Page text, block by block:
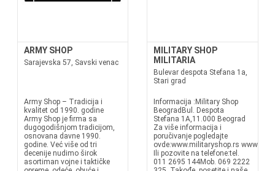
ARMY SHOP
Sarajevska 57, Savski venac
Army Shop – Tradicija i
kvalitet od 1990. godine
Army Shop je firma sa
dugogodišnjom tradicijom,
osnovana davne 1990.
godine. Već više od tri
decenije nudimo širok
asortiman vojne i taktičke
MILITARY SHOP
MILITARIA
Bulevar despota Stefana 1a,
Stari grad
Informacija :Military Shop
BeogradBul. Despota
Stefana 1A,11.000 Beograd
Za više informacija i
poručivanje pogledajte
ovde:www.militaryshop.rs
Ili pozovite na telefone:tel.
011 2695 144Mob. 069 2222